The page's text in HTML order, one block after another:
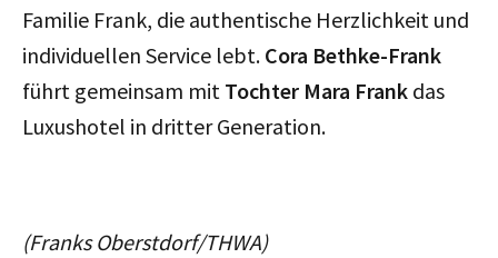
Familie Frank, die authentische Herzlichkeit und
individuellen Service lebt. Cora Bethke-Frank
führt gemeinsam mit Tochter Mara Frank das
Luxushotel in dritter Generation.
(Franks Oberstdorf/THWA)